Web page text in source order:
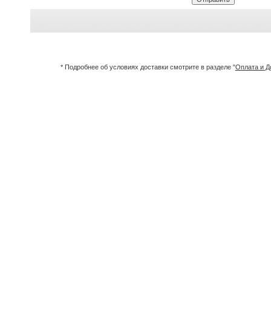
* Подробнее об условиях доставки смотрите в разделе "Оплата и